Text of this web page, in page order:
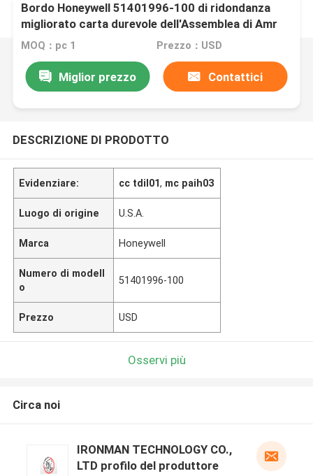
Bordo Honeywell 51401996-100 di ridondanza
migliorato carta durevole dell'Assemblea di Amr
MOQ：pc 1 Prezzo：USD
Miglior prezzo Contattici
DESCRIZIONE DI PRODOTTO
Evidenziare: cc tdil01, mc paih03
Luogo di origine U.S.A.
Marca Honeywell
Numero di modell
o
51401996-100
Prezzo USD
Osservi più
Circa noi
IRONMAN TECHNOLOGY CO.,
LTD profilo del produttore